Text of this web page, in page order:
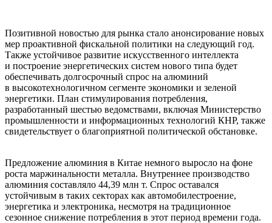
Позитивной новостью для рынка стало анонсирование новых
мер проактивной фискальной политики на следующий год.
Также устойчивое развитие искусственного интеллекта
и построение энергетических систем нового типа будет
обеспечивать долгосрочный спрос на алюминий
в высокотехнологичном сегменте экономики и зеленой
энергетики. План стимулирования потребления,
разработанный шестью ведомствами, включая Министерство
промышленности и информационных технологий КНР, также
свидетельствует о благоприятной политической обстановке.
Предложение алюминия в Китае немного выросло на фоне
роста маржинальности металла. Внутреннее производство
алюминия составляло 44,39 млн т. Спрос оставался
устойчивым в таких секторах как автомобилестроение,
энергетика и электроника, несмотря на традиционное
сезонное снижение потребления в этот период времени года.